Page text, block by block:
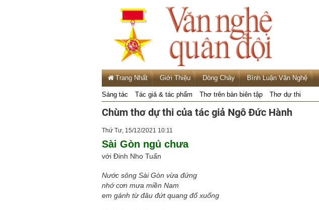
Trang Nhất Giới Thiệu Dòng Chảy Bình Luận Văn Nghệ
Sáng tác Tác giả & tác phẩm Thơ trên bàn biên tập Thơ dự thi
Chùm thơ dự thi của tác giả Ngô Đức Hành
Thứ Tư, 15/12/2021 10:11
Sài Gòn ngủ chưa
với Đinh Nho Tuấn
Nước sông Sài Gòn vừa đứng
nhớ cơn mưa miền Nam
em gánh từ đâu đứt quang đổ xuống